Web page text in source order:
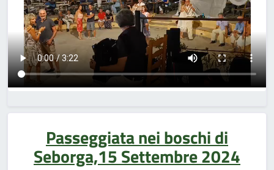
Passeggiata nei boschi di
Seborga,15 Settembre 2024